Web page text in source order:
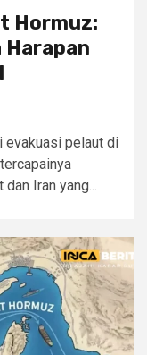
Hormuz:
Harapan
evakuasi pelaut di
Iran yang...